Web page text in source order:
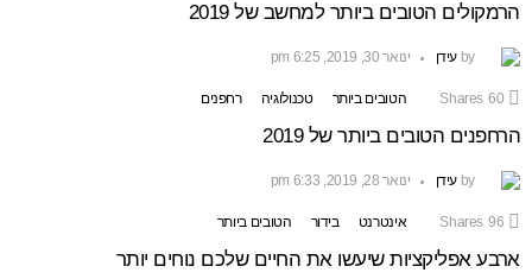
הרמקולים הטובים ביותר למחשב של 2019
by עידן ינואר 30, 2019, 6:25 pm
60
Shares הטובים ביותר טכנולוגיה רחפנים
הרחפנים הטובים ביותר של 2019
by עידן ינואר 28, 2019, 6:33 pm
96
Shares אינטרנט בידור הטובים ביותר
ארבע אפליקציות שיעשו את החיים שלכם נוחים יותר